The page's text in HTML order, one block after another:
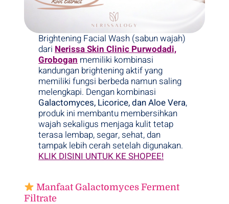
Brightening Facial Wash (sabun wajah)
dariNerissa Skin Clinic Purwodadi,
Groboganmemiliki kombinasi
kandungan brightening aktif yang
memiliki fungsi berbeda namun saling
melengkapi. Dengan kombinasi
Galactomyces, Licorice, dan Aloe Vera,
produk ini membantu membersihkan
wajah sekaligus menjaga kulit tetap
terasa lembap, segar, sehat, dan
tampak lebih cerah setelah digunakan.
KLIK DISINI UNTUK KE SHOPEE!
Manfaat Galactomyces Ferment
Filtrate